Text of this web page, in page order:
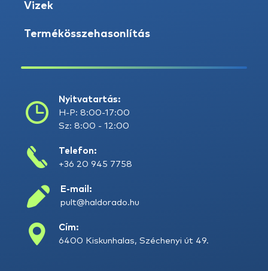
Vizek
Termékösszehasonlítás
Nyitvatartás:
H-P: 8:00-17:00
Sz: 8:00 - 12:00
Telefon:
+36 20 945 7758
E-mail:
pult@haldorado.hu
Cím:
6400 Kiskunhalas, Széchenyi út 49.